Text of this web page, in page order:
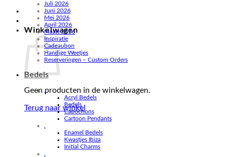
Winkelwagen
Geen producten in de winkelwagen.
Terug naar winkel
Juli 2026
Juni 2026
Mei 2026
April 2026
Maart 2026
Inspiratie
Cadeaubon
Handige Weetjes
Reserveringen – Custom Orders
Bedels
.
Acryl Bedels
Bedels
Cabochons
Cartoon Pendants
.
Enamel Bedels
Kwastjes Ibiza
Initial Charms
.